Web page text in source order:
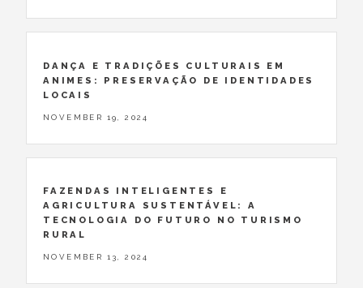
DANÇA E TRADIÇÕES CULTURAIS EM
ANIMES: PRESERVAÇÃO DE IDENTIDADES
LOCAIS
NOVEMBER 19, 2024
FAZENDAS INTELIGENTES E
AGRICULTURA SUSTENTÁVEL: A
TECNOLOGIA DO FUTURO NO TURISMO
RURAL
NOVEMBER 13, 2024